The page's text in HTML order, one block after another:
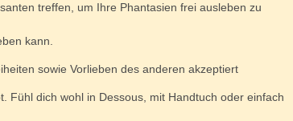
treffen, um Ihre Phantasien frei ausleben zu
kann.
sowie Vorlieben des anderen akzeptiert
Fühl dich wohl in Dessous, mit Handtuch oder einfach